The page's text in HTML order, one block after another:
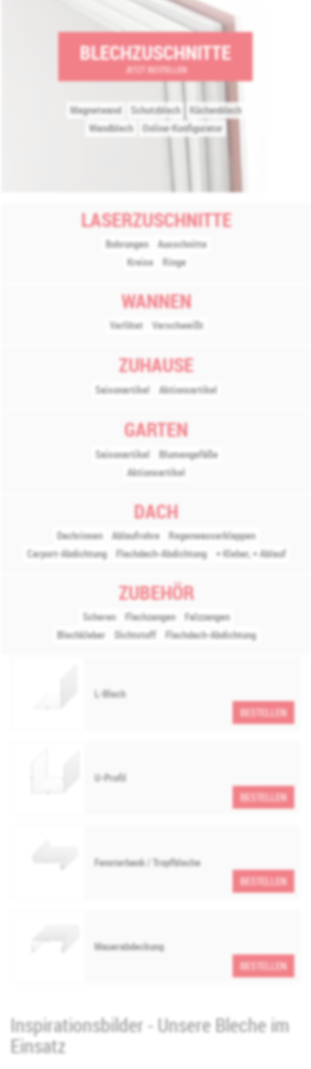
BLECHZUSCHNITTE
JETZT BESTELLEN
Magnetwand Schutzblech
Küchenblech
Wandblech
Online-Konfigurator
LASERZUSCHNITTE
Bohrungen
Ausschnitte
Kreise
Ringe
WANNEN
Verlötet Verschweißt
ZUHAUSE
Saisonartikel Aktionsartikel
GARTEN
Saisonartikel
Blumengefäße
Aktionsartikel
DACH
Dachrinnen Ablaufrohre
Regenwasserklappen
Carport-Abdichtung
Flachdach-Abdichtung + Kleber, + Ablauf
ZUBEHÖR
Scheren Flachzangen
Falzzangen
Blechkleber
Dichtstoff Flachdach-Abdichtung
L-Blech
BESTELLEN
U-Profil
BESTELLEN
Fensterbank / Tropfbleche
BESTELLEN
Mauerabdeckung
BESTELLEN
Inspirationsbilder - Unsere Bleche im
Einsatz